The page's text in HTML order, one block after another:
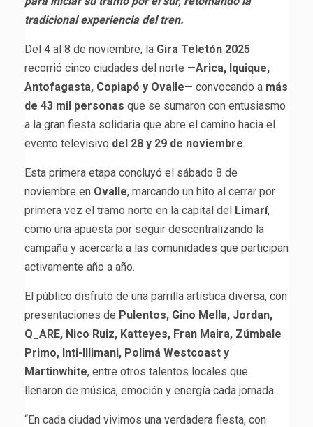
tradicional experiencia del tren.
Del 4 al 8 de noviembre, la Gira Teletón 2025
recorrió cinco ciudades del norte —Arica, Iquique,
Antofagasta, Copiapó y Ovalle— convocando a más
de 43 mil personas que se sumaron con entusiasmo
a la gran fiesta solidaria que abre el camino hacia el
evento televisivo del 28 y 29 de noviembre.
Esta primera etapa concluyó el sábado 8 de
noviembre en Ovalle, marcando un hito al cerrar por
primera vez el tramo norte en la capital del Limarí,
como una apuesta por seguir descentralizando la
campaña y acercarla a las comunidades que participan
activamente año a año.
El público disfrutó de una parrilla artística diversa, con
presentaciones de Pulentos, Gino Mella, Jordan,
Q_ARE, Nico Ruiz, Katteyes, Fran Maira, Zúmbale
Primo, Inti-Illimani, Polimá Westcoast y
Martinwhite, entre otros talentos locales que
llenaron de música, emoción y energía cada jornada.
“En cada ciudad vivimos una verdadera fiesta, con